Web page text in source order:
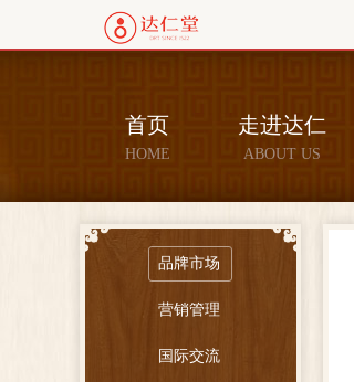
首页
HOME
走进达仁
ABOUT US
品牌市场
营销管理
国际交流